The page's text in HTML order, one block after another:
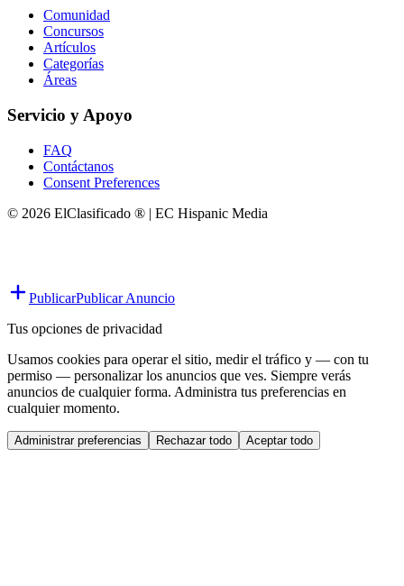
Comunidad
Concursos
Artículos
Categorías
Áreas
Servicio y Apoyo
FAQ
Contáctanos
Consent Preferences
© 2026 ElClasificado ® | EC Hispanic Media
PublicarPublicar Anuncio
Tus opciones de privacidad
Usamos cookies para operar el sitio, medir el tráfico y — con tu
permiso — personalizar los anuncios que ves. Siempre verás
anuncios de cualquier forma. Administra tus preferencias en
cualquier momento.
Administrar preferencias Rechazar todo Aceptar todo